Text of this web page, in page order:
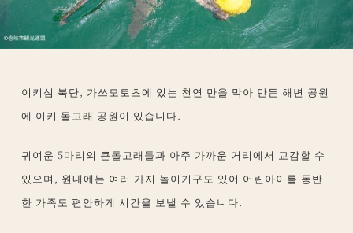
이키섬 북단, 가쓰모토초에 있는 천연 만을 막아 만든 해변 공원
에 이키 돌고래 공원이 있습니다.
귀여운 5마리의 큰돌고래들과 아주 가까운 거리에서 교감할 수
있으며, 원내에는 여러 가지 놀이기구도 있어 어린아이를 동반
한 가족도 편안하게 시간을 보낼 수 있습니다.